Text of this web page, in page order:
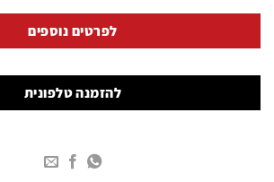
לפרטים נוספים
להזמנה טלפונית